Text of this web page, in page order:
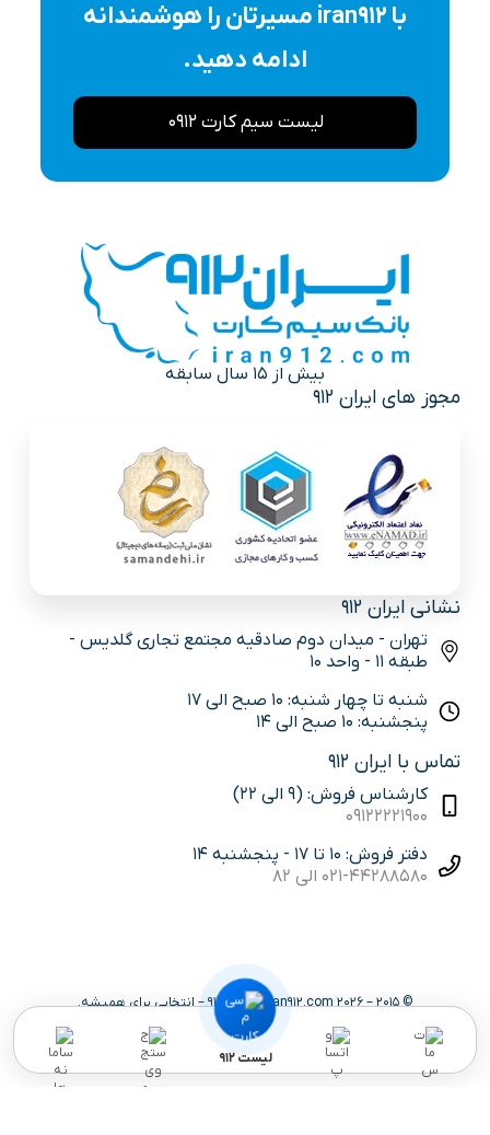
با iran912 مسیرتان را هوشمندانه
ادامه دهید.
لیست سیم کارت 0912
بیش از 15 سال سابقه
نشانی ایران 912
تهران - میدان دوم صادقیه مجتمع تجاری گلدیس -
طبقه 11 - واحد 10
شنبه تا چهار شنبه: 10 صبح الی 17
پنجشنبه: 10 صبح الی 14
تماس با ایران 912
کارشناس فروش: (9 الی 22)
09122221900
دفتر فروش: 10 تا 17 - پنجشنبه 14
021-44288580 الی 82
مجوز های ایران 912
© 2015 – 2026 iran912.com | ایران 912 – انتخابی برای همیشه.
لیست 912